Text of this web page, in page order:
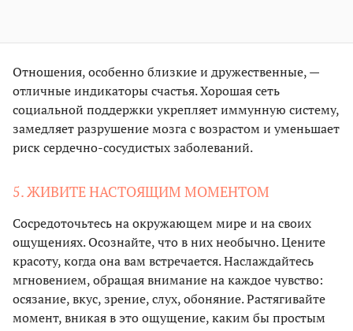
Отношения, особенно близкие и дружественные, —
отличные индикаторы счастья. Хорошая сеть
социальной поддержки укрепляет иммунную систему,
замедляет разрушение мозга с возрастом и уменьшает
риск сердечно-сосудистых заболеваний.
5. ЖИВИТЕ НАСТОЯЩИМ МОМЕНТОМ
Сосредоточьтесь на окружающем мире и на своих
ощущениях. Осознайте, что в них необычно. Цените
красоту, когда она вам встречается. Наслаждайтесь
мгновением, обращая внимание на каждое чувство:
осязание, вкус, зрение, слух, обоняние. Растягивайте
момент, вникая в это ощущение, каким бы простым